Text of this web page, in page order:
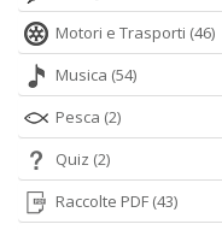
Motori e Trasporti (46)
Musica (54)
Pesca (2)
Quiz (2)
Raccolte PDF (43)